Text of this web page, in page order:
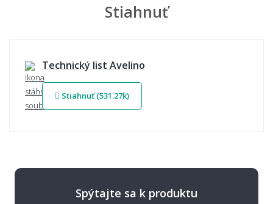
Stiahnuť
Technický list Avelino
Stiahnuť (531.27k)
Spýtajte sa k produktu